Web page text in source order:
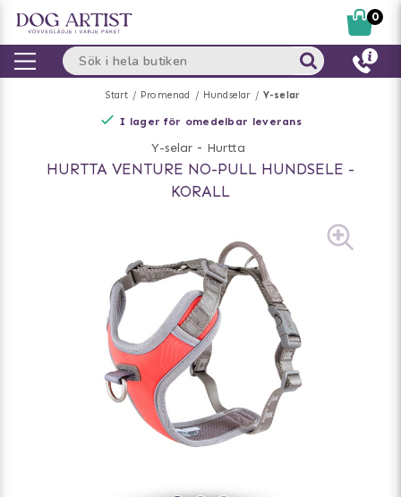
Start Promenad Hundselar Y-selar
I lager för omedelbar leverans
Y-selar - Hurtta
HURTTA VENTURE NO-PULL HUNDSELE -
KORALL
0